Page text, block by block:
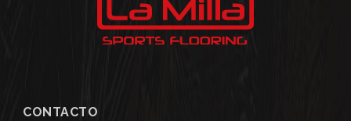
CONTACTO